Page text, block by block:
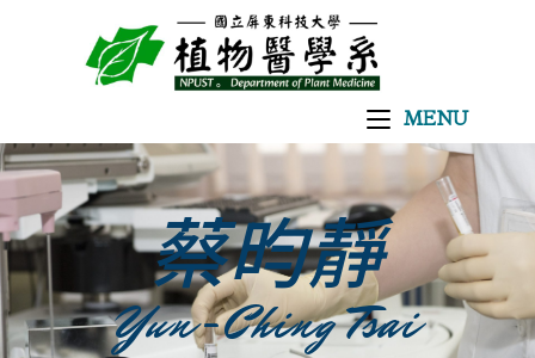
MENU
蔡昀靜
Yun-Ching Tsai